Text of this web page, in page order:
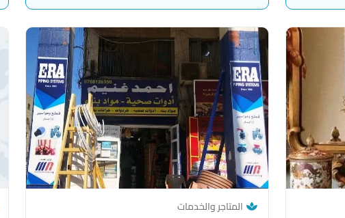
المتاجر والخدمات— category link